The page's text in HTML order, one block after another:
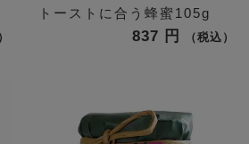
トーストに合う蜂蜜105g
837 税込